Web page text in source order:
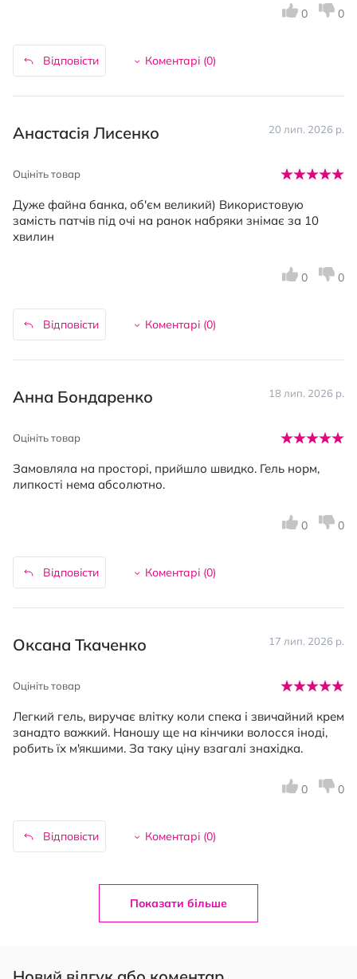
Відповісти Коментарі (0)
0 0
Анастасія Лисенко 20 лип. 2026 р.
Оцініть товар
Дуже файна банка, об'єм великий) Використовую
замість патчів під очі на ранок набряки знімає за 10
хвилин
Відповісти Коментарі (0)
0 0
Анна Бондаренко 18 лип. 2026 р.
Оцініть товар
Замовляла на просторі, прийшло швидко. Гель норм,
липкості нема абсолютно.
Відповісти Коментарі (0)
0 0
Оксана Ткаченко 17 лип. 2026 р.
Оцініть товар
Легкий гель, виручає влітку коли спека і звичайний крем
занадто важкий. Наношу ще на кінчики волосся іноді,
робить їх м'якшими. За таку ціну взагалі знахідка.
Відповісти Коментарі (0)
0 0
Показати більше